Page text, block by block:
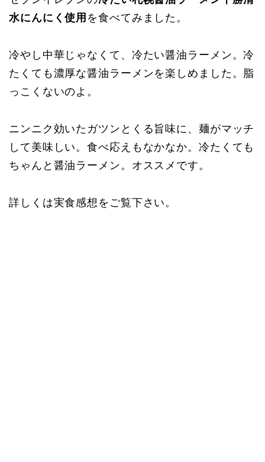
水にんにく使用 を食べてみました。
冷やし中華じゃなくて、冷たい醤油ラーメン。冷
たくても濃厚な醤油ラーメンを楽しめました。脂
っこくないのよ。
ニンニク効いたガツンとくる旨味に、麺がマッチ
して美味しい。食べ応えもなかなか。冷たくても
ちゃんと醤油ラーメン。オススメです。
詳しくは実食感想をご覧下さい。